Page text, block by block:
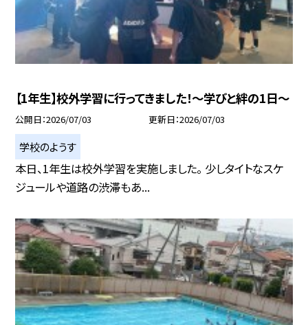
【1年生】校外学習に行ってきました！～学びと絆の1日～
公開日 2026/07/03 更新日 2026/07/03
学校のようす
本日、1年生は校外学習を実施しました。 少しタイトなスケ
ジュールや道路の渋滞もあ...